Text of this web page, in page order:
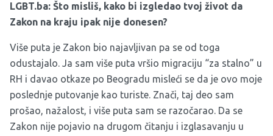
LGBT.ba: Što misliš, kako bi izgledao tvoj život da
Zakon na kraju ipak nije donesen?
Više puta je Zakon bio najavljivan pa se od toga
odustajalo. Ja sam više puta vršio migraciju “za stalno” u
RH i davao otkaze po Beogradu misleći se da je ovo moje
poslednje putovanje kao turiste. Znači, taj deo sam
prošao, nažalost, i više puta sam se razočarao. Da se
Zakon nije pojavio na drugom čitanju i izglasavanju u